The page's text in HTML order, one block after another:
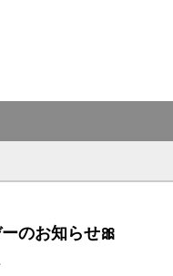
のお知らせ🎀